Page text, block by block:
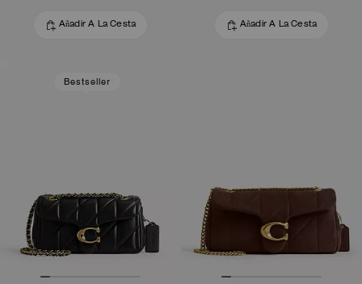
Añadir A La Cesta Añadir A La Cesta
Bestseller